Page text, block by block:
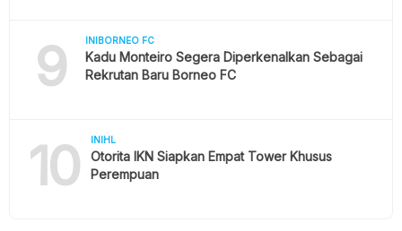
9 INIBORNEO FC
Kadu Monteiro Segera Diperkenalkan Sebagai
Rekrutan Baru Borneo FC
10 INIHL
Otorita IKN Siapkan Empat Tower Khusus
Perempuan